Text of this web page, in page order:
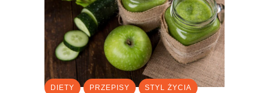
DIETY PRZEPISY STYL ŻYCIA